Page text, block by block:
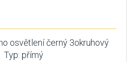
osvětlení černý 3okruhový
Typ: přímý